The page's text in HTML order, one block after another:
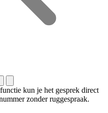
kun je het gesprek direct
zonder ruggespraak.